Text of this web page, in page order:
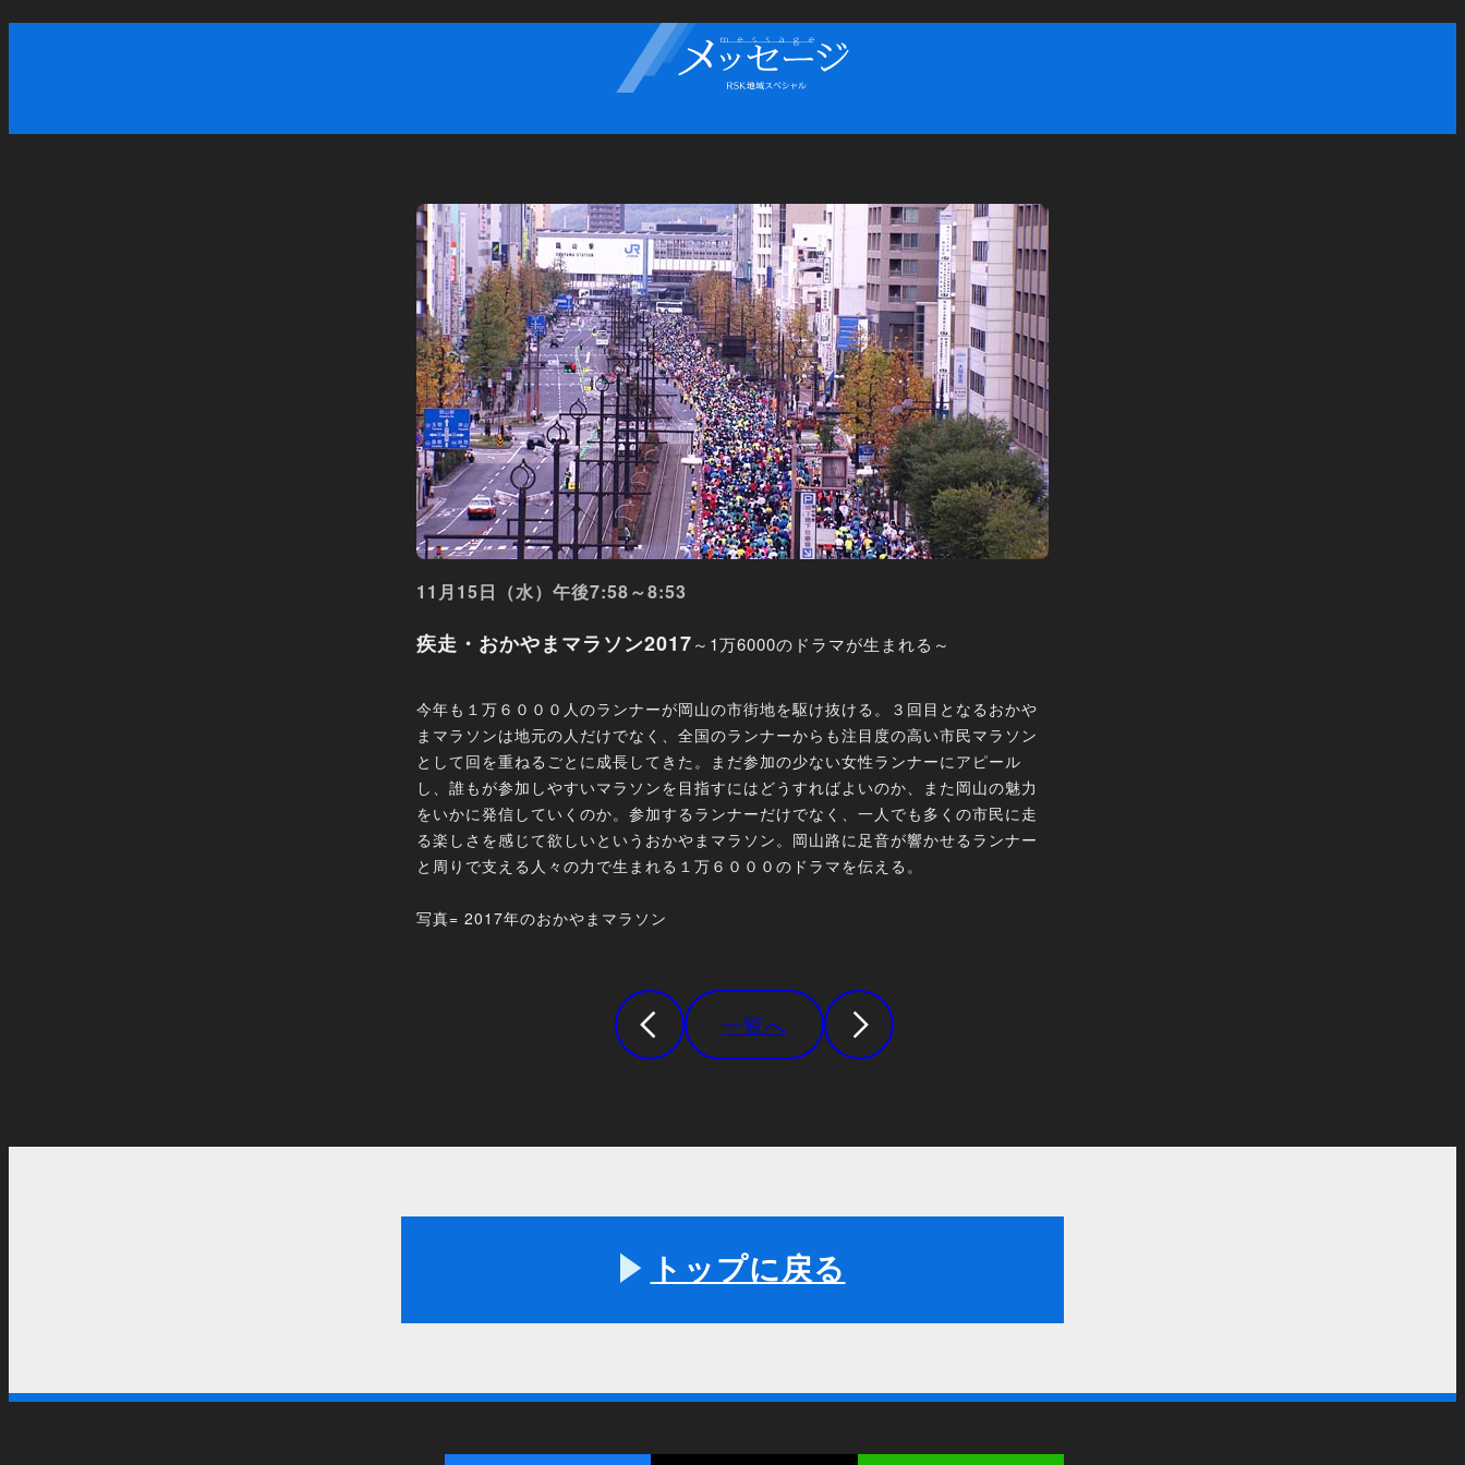
11月15日（水）午後7:58～8:53
疾走・おかやまマラソン2017～1万6000のドラマが生まれる～
今年も１万６０００人のランナーが岡山の市街地を駆け抜ける。３回目となるおかや
まマラソンは地元の人だけでなく、全国のランナーからも注目度の高い市民マラソン
として回を重ねるごとに成長してきた。まだ参加の少ない女性ランナーにアピール
し、誰もが参加しやすいマラソンを目指すにはどうすればよいのか、また岡山の魅力
をいかに発信していくのか。参加するランナーだけでなく、一人でも多くの市民に走
る楽しさを感じて欲しいというおかやまマラソン。岡山路に足音が響かせるランナー
と周りで支える人々の力で生まれる１万６０００のドラマを伝える。
写真= 2017年のおかやまマラソン
一覧へ
トップに戻る